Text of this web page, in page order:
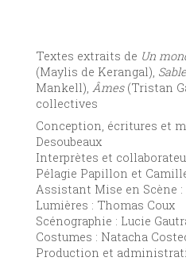
Textes extraits de Un
(Maylis de Kerangal),
Mankell), Âmes(Tristan
collectives
Conception, écritures et
Desoubeaux
Interprètes et
Pélagie Papillon et
Assistant Mise en Scène
Lumières : Thomas Coux
Scénographie : Lucie
Costumes : Natacha
Production et